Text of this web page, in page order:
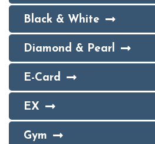
Black & White
Diamond & Pearl
E-Card
EX
Gym